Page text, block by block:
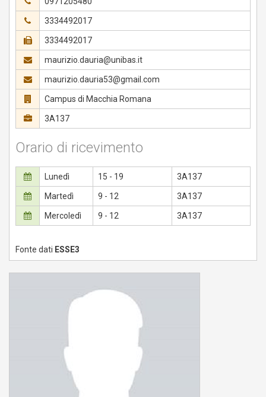
3334492017
3334492017
maurizio.dauria@unibas.it
maurizio.dauria53@gmail.com
Campus di Macchia Romana
3A137
Orario di ricevimento
Lunedì 15 - 19 3A137
Martedì 9 - 12 3A137
Mercoledì 9 - 12 3A137
Fonte dati ESSE3